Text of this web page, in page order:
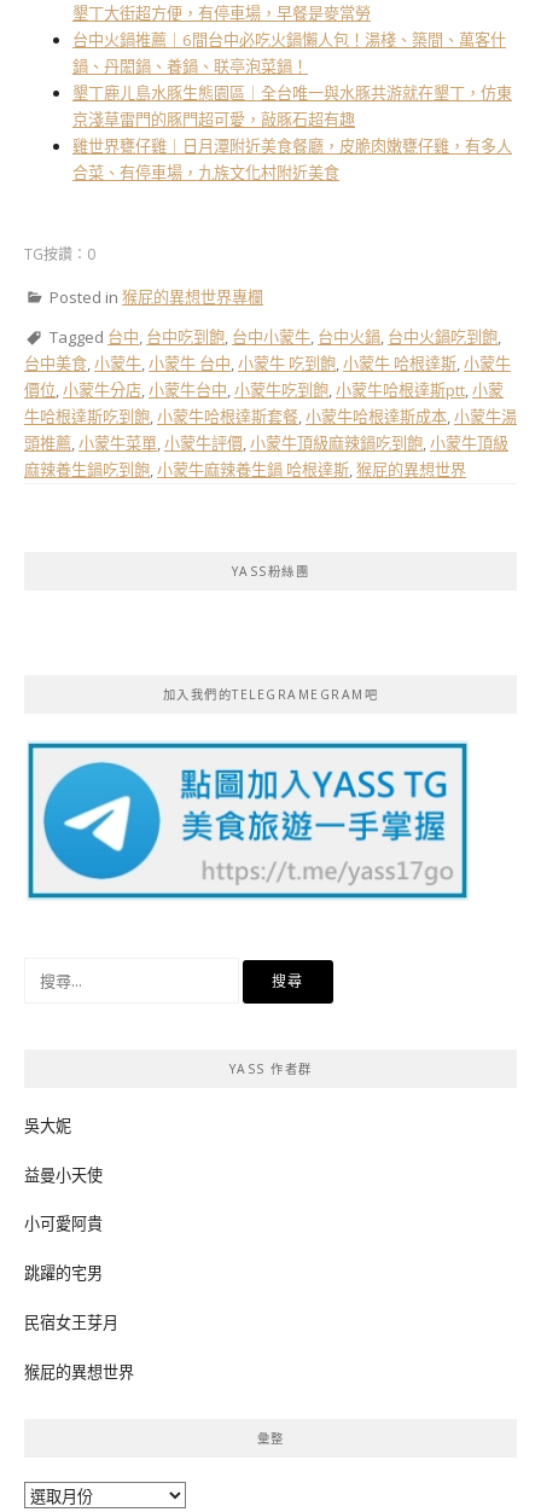
墾丁大街超方便，有停車場，早餐是麥當勞
台中火鍋推薦｜6間台中必吃火鍋懶人包！湯棧、築間、萬客什
鍋、丹閎鍋、養鍋、联亭泡菜鍋！
墾丁鹿ㄦ島水豚生態園區｜全台唯一與水豚共游就在墾丁，仿東
京淺草雷門的豚門超可愛，敲豚石超有趣
雞世界甕仔雞｜日月潭附近美食餐廳，皮脆肉嫩甕仔雞，有多人
合菜、有停車場，九族文化村附近美食
TG按讚：0
Posted in 猴屁的異想世界專欄
Tagged 台中, 台中吃到飽, 台中小蒙牛, 台中火鍋, 台中火鍋吃到飽,
台中美食,小蒙牛,小蒙牛 台中,小蒙牛 吃到飽,小蒙牛 哈根達斯,小蒙牛
價位,小蒙牛分店,小蒙牛台中,小蒙牛吃到飽,小蒙牛哈根達斯ptt,小蒙
牛哈根達斯吃到飽,小蒙牛哈根達斯套餐,小蒙牛哈根達斯成本,小蒙牛湯
頭推薦,小蒙牛菜單,小蒙牛評價,小蒙牛頂級麻辣鍋吃到飽,小蒙牛頂級
麻辣養生鍋吃到飽,小蒙牛麻辣養生鍋 哈根達斯,猴屁的異想世界
YASS粉絲團
加入我們的TELEGRAMEGRAM吧
YASS 作者群
吳大妮
益曼小天使
小可愛阿貴
跳躍的宅男
民宿女王芽月
猴屁的異想世界
彙整
彙